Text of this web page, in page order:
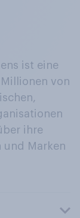
ist eine
von
ihre
und Marken